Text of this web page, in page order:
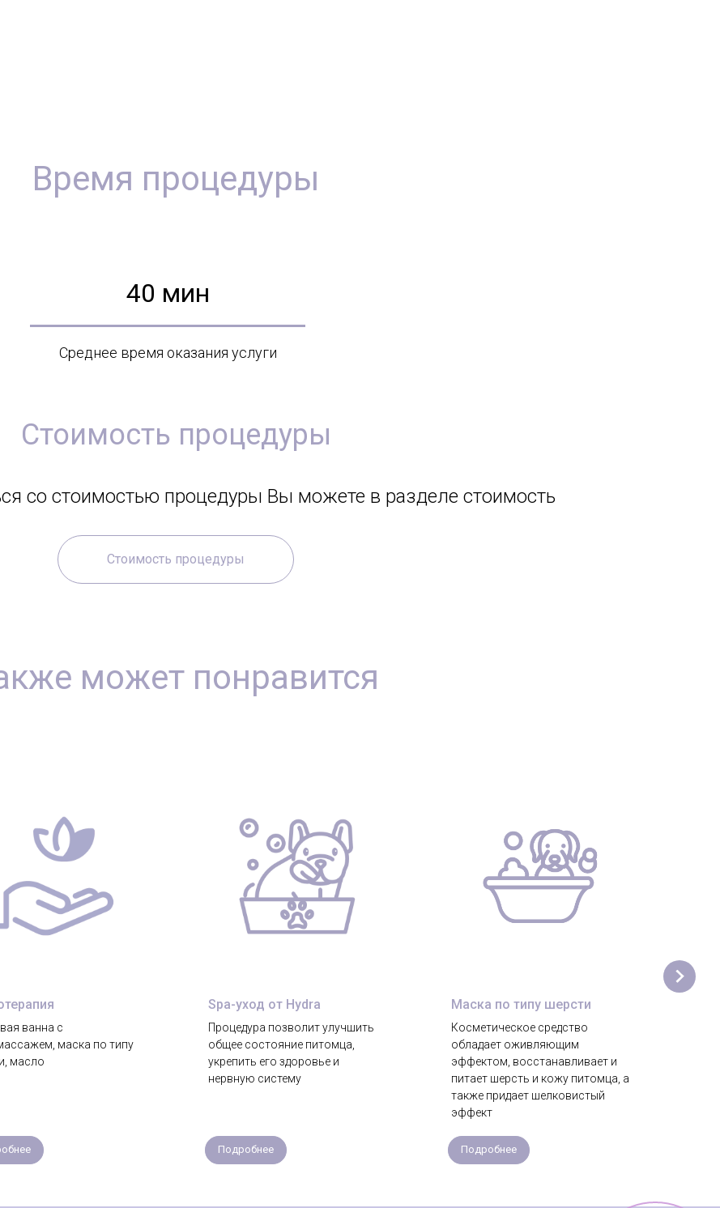
Время процедуры
40 мин
Среднее время оказания услуги
Стоимость процедуры
со стоимостью процедуры Вы можете в разделе стоимость
Стоимость процедуры
может понравится
ванна с
маска по типу
масло
Spa-уход от Hydra
Процедура позволит улучшить
общее состояние питомца,
укрепить его здоровье и
нервную систему
Подробнее
Маска по типу шерсти
Косметическое средство
обладает оживляющим
эффектом, восстанавливает и
питает шерсть и кожу питомца, а
также придает шелковистый
эффект
Подробнее